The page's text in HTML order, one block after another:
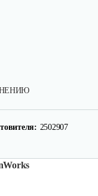
2502907